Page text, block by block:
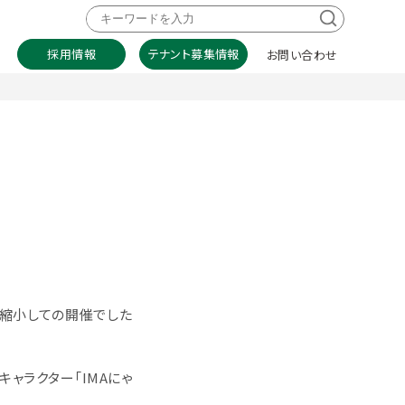
採用情報 テナント募集情報 お問い合わせ
小しての開催でした
ラクター「IMAにゃ